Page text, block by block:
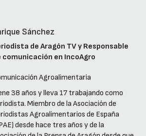
Sánchez
de Aragón TV y Responsable
comunicación en IncoAgro
Agroalimentaria
38 años y lleva 17 trabajando como
Miembro de la Asociación de
Agroalimentarios de España
desde hace tres años y de la